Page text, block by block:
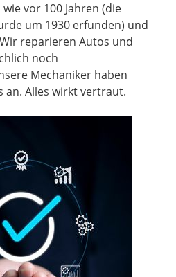
vor 100 Jahren (die
um 1930 erfunden) und
reparieren Autos und
noch
Mechaniker haben
an. Alles wirkt vertraut.